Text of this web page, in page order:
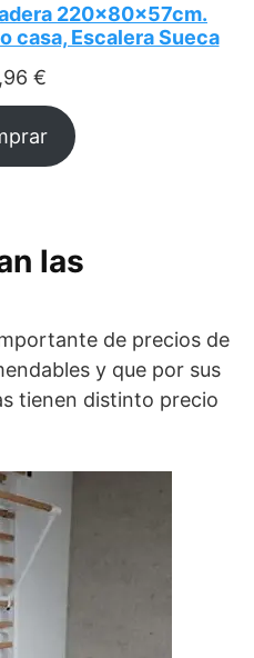
220x80x57cm.
casa, Escalera Sueca
€
las
de precios de
y que por sus
tienen distinto precio